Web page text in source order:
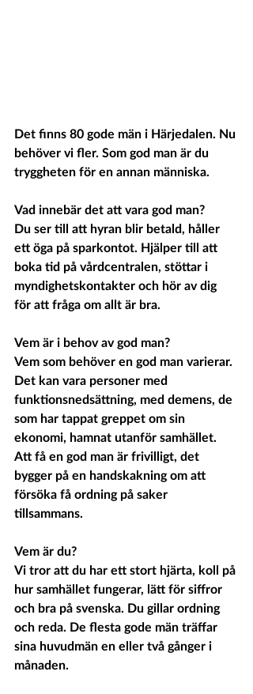
Det finns 80 gode män i Härjedalen. Nu
behöver vi fler. Som god man är du
tryggheten för en annan människa.
Vad innebär det att vara god man?
Du ser till att hyran blir betald, håller
ett öga på sparkontot. Hjälper till att
boka tid på vårdcentralen, stöttar i
myndighetskontakter och hör av dig
för att fråga om allt är bra.
Vem är i behov av god man?
Vem som behöver en god man varierar.
Det kan vara personer med
funktionsnedsättning, med demens, de
som har tappat greppet om sin
ekonomi, hamnat utanför samhället.
Att få en god man är frivilligt, det
bygger på en handskakning om att
försöka få ordning på saker
tillsammans.
Vem är du?
Vi tror att du har ett stort hjärta, koll på
hur samhället fungerar, lätt för siffror
och bra på svenska. Du gillar ordning
och reda. De flesta gode män träffar
sina huvudmän en eller två gånger i
månaden.